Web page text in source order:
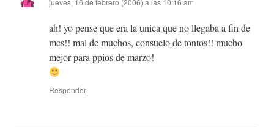
jueves, 16 de febrero (2006) a las 10:16 am
ah! yo pense que era la unica que no llegaba a fin de
mes!! mal de muchos, consuelo de tontos!! mucho
mejor para ppios de marzo!
Responder